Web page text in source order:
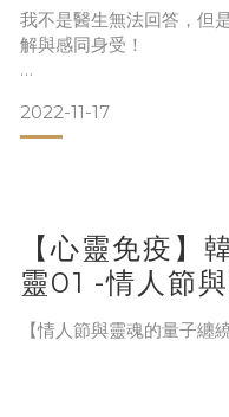
我不是醫生無法回答，但
解與感同身受！
求渡，身體病痛只是一個
干擾的清除，身體會給你
2022-11-17
【心靈免疫】
靈01 -情人節
【情人節與靈魂的量子纏繞